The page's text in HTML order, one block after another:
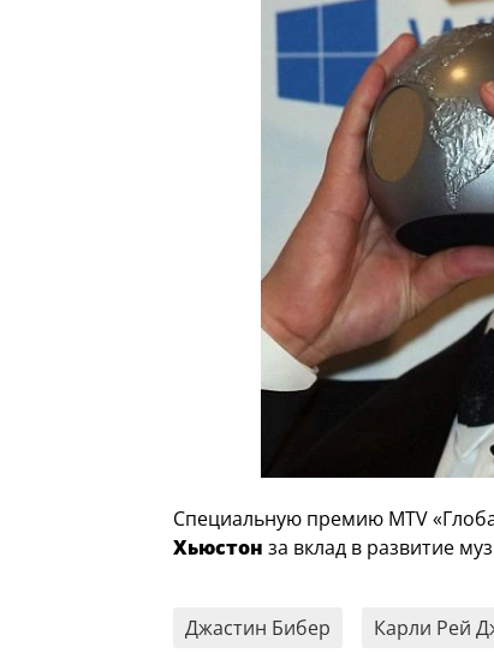
Специальную премию MTV
Хьюстон за вклад в развитие
Джастин Бибер Карли Рей